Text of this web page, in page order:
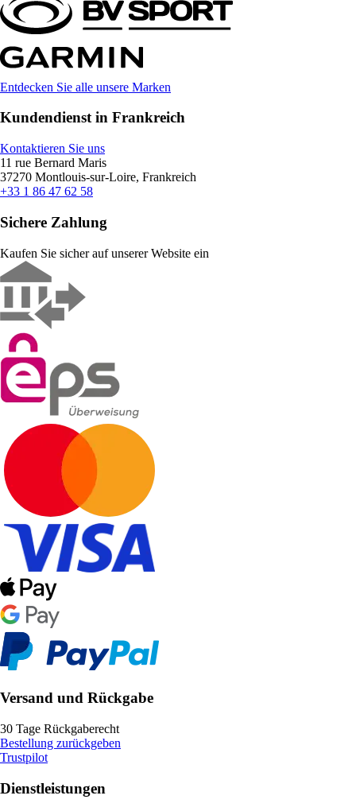
Entdecken Sie alle unsere Marken
Kundendienst in Frankreich
Kontaktieren Sie uns
11 rue Bernard Maris
37270 Montlouis-sur-Loire, Frankreich
+33 1 86 47 62 58
Sichere Zahlung
Kaufen Sie sicher auf unserer Website ein
Versand und Rückgabe
30 Tage Rückgaberecht
Bestellung zurückgeben
Trustpilot
Dienstleistungen